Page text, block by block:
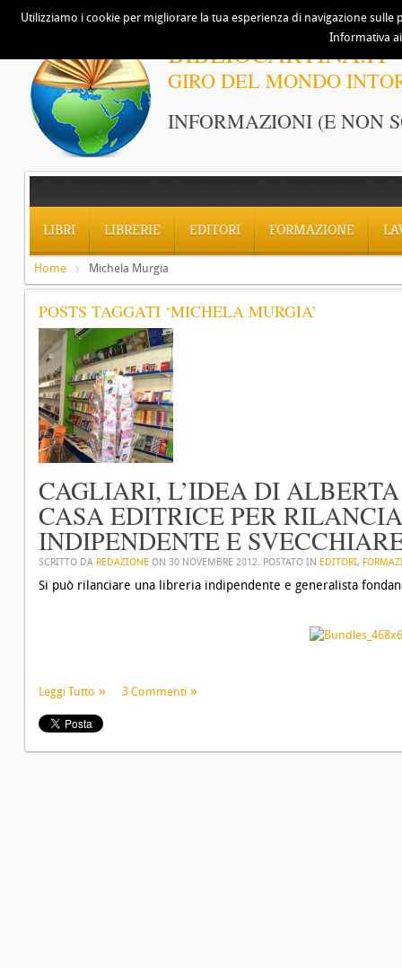
BIBLIOCARTINA.IT
GIRO DEL MONDO
INFORMAZIONI (E NON
LIBRI LIBRERIE EDITORI FORMAZIONE
Home Michela Murgia
POSTS TAGGATI ‘MICHELA MURGIA’
CAGLIARI, L’IDEA DI
CASA EDITRICE PER
INDIPENDENTE E
SCRITTO DA REDAZIONE ON 30 NOVEMBRE 2012. POSTATO IN EDITORI,
Si può rilanciare una libreria indipendente e generalista
Leggi Tutto 3 Commenti
Utilizziamo i cookie per migliorare la tua esperienza di navigazione
Informativa ai